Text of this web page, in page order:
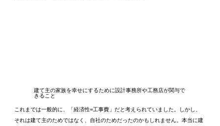
建て主の家族を幸せにするために設計事務所や工務店が関与で
きること
これまでは一般的に、「経済性=工事費」だと考えられていました。しかし、
それは建て主のためではなく、自社のためだったのかもしれません。本当に建